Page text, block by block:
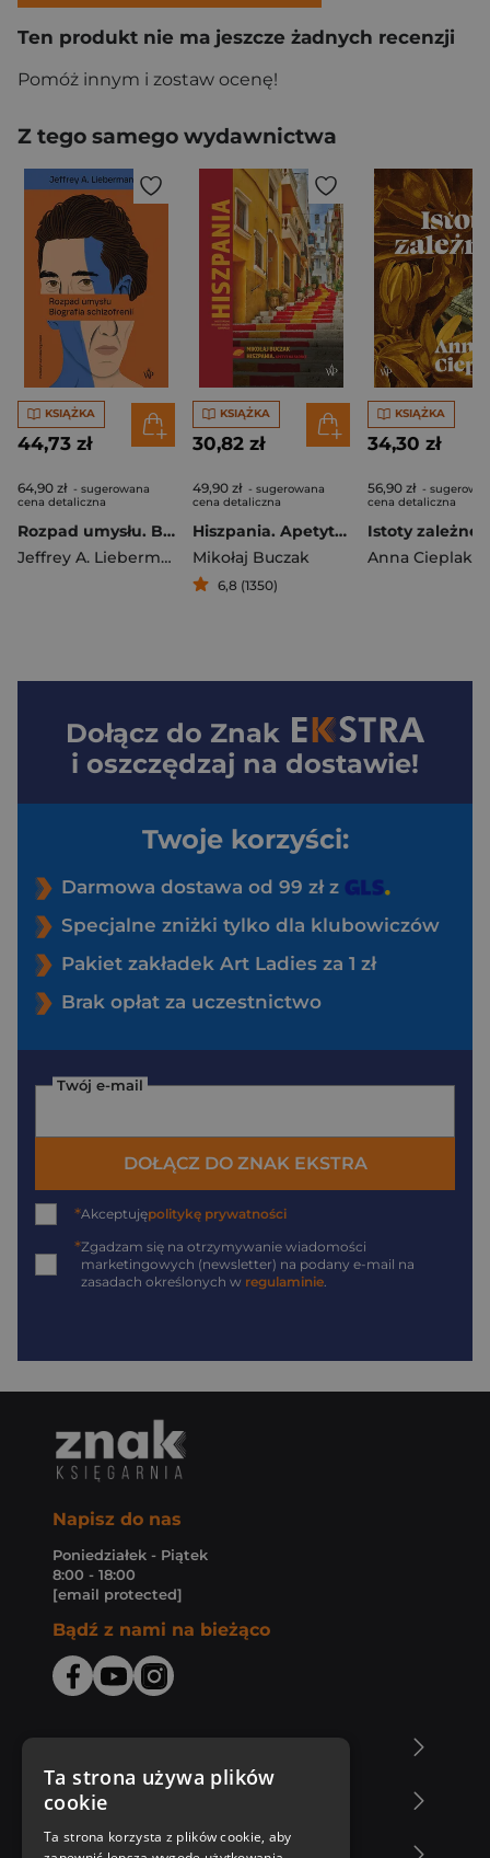
Ten produkt nie ma jeszcze żadnych recenzji
Pomóż innym i zostaw ocenę!
Z tego samego wydawnictwa
KSIĄŻKA
44,73 zł
64,90 zł - sugerowana
cena detaliczna
Rozpad umysłu. Biografia schizofrenii wyd. 2025
Jeffrey A. Lieberman
KSIĄŻKA
30,82 zł
49,90 zł - sugerowana
cena detaliczna
Hiszpania. Apetyt na słońce
Mikołaj Buczak
6,8 (1350)
KSIĄŻKA
34,30 zł
56,90 zł -
cena detaliczna
Istoty zależne
Anna Cieplak
Dołącz do Znak
i oszczędzaj na dostawie!
Twoje korzyści:
Darmowa dostawa od 99 zł z
Specjalne zniżki tylko dla klubowiczów
Pakiet zakładek Art Ladies za 1 zł
Brak opłat za uczestnictwo
Twój e-mail
DOŁĄCZ DO ZNAK EKSTRA
*Akceptujępolitykę prywatności
*Zgadzam się na otrzymywanie wiadomości
marketingowych (newsletter) na podany e-mail na
zasadach określonych w regulaminie
Napisz do nas
Poniedziałek - Piątek
8:00 - 18:00
[email protected]
Bądź z nami na bieżąco
Zakupy u nas
Ta strona używa plików
cookie
Ta strona korzysta z plików cookie, aby